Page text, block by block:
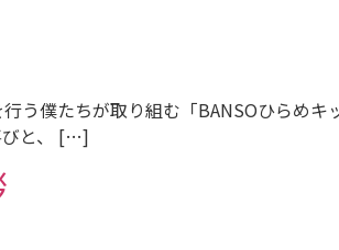
う僕たちが取り組む「BANSOひらめ
びと、 […]